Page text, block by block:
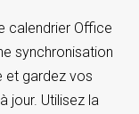
calendrier Office
synchronisation
et gardez vos
jour. Utilisez la